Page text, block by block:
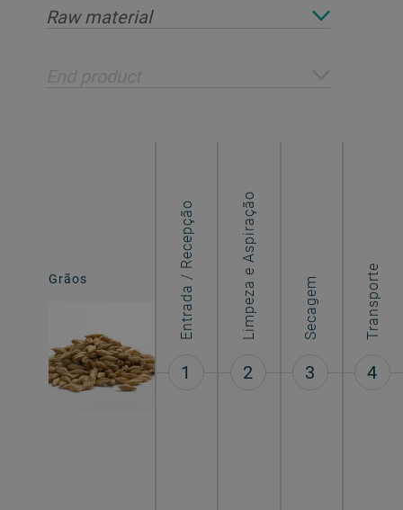
Raw material
Grãos Entrada / Recepção
1
Limpeza e Aspiração
2
Secagem
3
Transporte
4
processados